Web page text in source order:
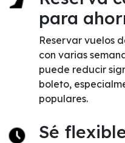
para
Reservar vuelos
con varias
puede reducir
boleto,
populares.
Sé